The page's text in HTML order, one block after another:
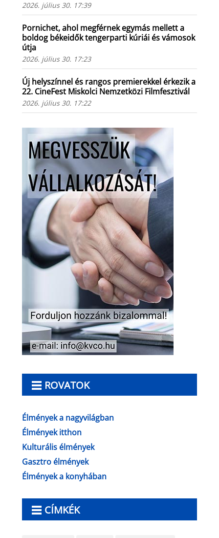
2026. július 30. 17:39
Pornichet, ahol megférnek egymás mellett a
boldog békeidők tengerparti kúriái és vámosok
útja
2026. július 30. 17:23
Új helyszínnel és rangos premierekkel érkezik a
22. CineFest Miskolci Nemzetközi Filmfesztivál
2026. július 30. 17:22
ROVATOK
Élmények a nagyvilágban
Élmények itthon
Kulturális élmények
Gasztro élmények
Élmények a konyhában
CÍMKÉK